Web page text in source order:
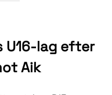
U16-lag efter
Aik